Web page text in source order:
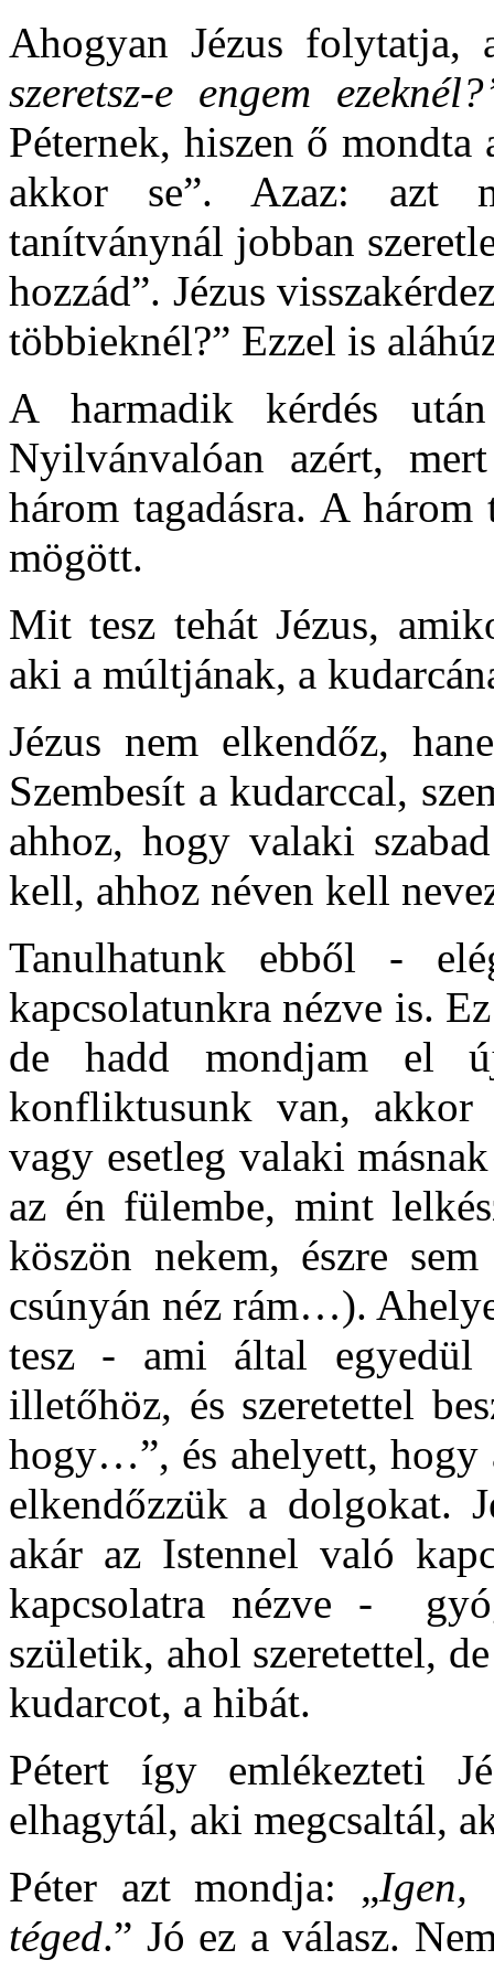
Ahogyan Jézus
szeretsz-e engem
Péternek, hiszen ő
akkor se”. Azaz: azt
tanítványnál jobban
hozzád”. Jézus
többieknél?” Ezzel is
A harmadik kérdés
Nyilvánvalóan azért,
három tagadásra. A három
mögött.
Mit tesz tehát Jézus,
aki a múltjának, a
Jézus nem elkendőz,
Szembesít a kudarccal,
ahhoz, hogy valaki
kell, ahhoz néven kell
Tanulhatunk ebből -
kapcsolatunkra nézve is.
de hadd mondjam el
konfliktusunk van,
vagy esetleg valaki
az én fülembe, mint
köszön nekem, észre
csúnyán néz rám…).
tesz - ami által egyedül
illetőhöz, és szeretettel
hogy…”, és ahelyett, hogy
elkendőzzük a dolgokat.
akár az Istennel való
kapcsolatra nézve -
születik, ahol szeretettel,
kudarcot, a hibát.
Pétert így emlékezteti
elhagytál, aki megcsaltál,
Péter azt mondja: „Igen,
téged.” Jó ez a válasz.